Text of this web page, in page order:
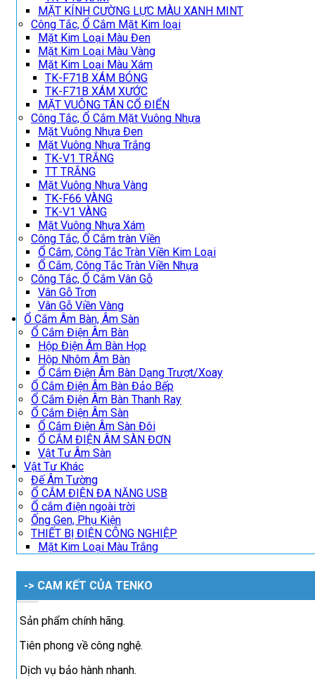
MẶT KÍNH CƯỜNG LỰC MÀU XANH MINT
Công Tắc, Ổ Cắm Mặt Kim loại
Mặt Kim Loại Màu Đen
Mặt Kim Loại Màu Vàng
Mặt Kim Loại Màu Xám
TK-F71B XÁM BÓNG
TK-F71B XÁM XƯỚC
MẶT VUÔNG TÂN CỔ ĐIỂN
Công Tắc, Ổ Cắm Mặt Vuông Nhựa
Mặt Vuông Nhựa Đen
Mặt Vuông Nhựa Trắng
TK-V1 TRẮNG
TT TRẮNG
Mặt Vuông Nhựa Vàng
TK-F66 VÀNG
TK-V1 VÀNG
Mặt Vuông Nhựa Xám
Công Tắc, Ổ Cắm tràn Viền
Ổ Cắm, Công Tắc Tràn Viền Kim Loại
Ổ Cắm, Công Tắc Tràn Viền Nhựa
Công Tắc, Ổ Cắm Vân Gỗ
Vân Gỗ Trơn
Vân Gỗ Viền Vàng
Ổ Cắm Âm Bàn, Âm Sàn
Ổ Cắm Điện Âm Bàn
Hộp Điện Âm Bàn Họp
Hộp Nhôm Âm Bàn
Ổ Cắm Điện Âm Bàn Dạng Trượt/Xoay
Ổ Cắm Điện Âm Bàn Đảo Bếp
Ổ Cắm Điện Âm Bàn Thanh Ray
Ổ Cắm Điện Âm Sàn
Ổ Cắm Điện Âm Sàn Đôi
Ổ CẮM ĐIỆN ÂM SÀN ĐƠN
Vật Tư Âm Sàn
Vật Tư Khác
Đế Âm Tường
Ổ CẮM ĐIỆN ĐA NĂNG USB
Ổ cắm điện ngoài trời
Ống Gen, Phụ Kiện
THIẾT BỊ ĐIỆN CÔNG NGHIỆP
Mặt Kim Loại Màu Trắng
-> CAM KẾT CỦA TENKO
Sản phẩm chính hãng.
Tiên phong về công nghệ.
Dịch vụ bảo hành nhanh.